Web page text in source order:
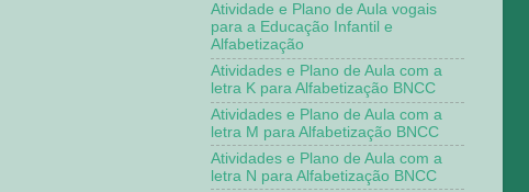
Atividade e Plano de Aula vogais
para a Educação Infantil e
Alfabetização
Atividades e Plano de Aula com a
letra K para Alfabetização BNCC
Atividades e Plano de Aula com a
letra M para Alfabetização BNCC
Atividades e Plano de Aula com a
letra N para Alfabetização BNCC